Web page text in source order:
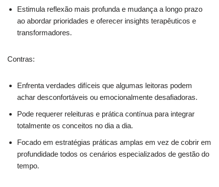
Estimula reflexão mais profunda e mudança a longo prazo
ao abordar prioridades e oferecer insights terapêuticos e
transformadores.
Contras:
Enfrenta verdades difíceis que algumas leitoras podem
achar desconfortáveis ou emocionalmente desafiadoras.
Pode requerer releituras e prática contínua para integrar
totalmente os conceitos no dia a dia.
Focado em estratégias práticas amplas em vez de cobrir em
profundidade todos os cenários especializados de gestão do
tempo.